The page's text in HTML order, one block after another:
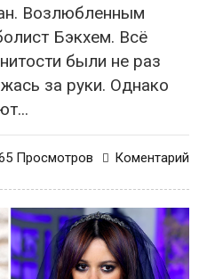
Возлюбленным
Бэкхем. Всё
были не раз
за руки. Однако
Коментарий
Просмотров